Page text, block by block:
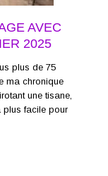
AVEC
2025
plus de 75
ma chronique
une tisane,
facile pour